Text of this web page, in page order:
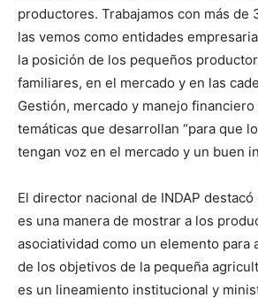
productores. Trabajamos con más de
las vemos como entidades
la posición de los pequeños
familiares, en el mercado y en las
Gestión, mercado y manejo
temáticas que desarrollan “para que
tengan voz en el mercado y un buen
El director nacional de INDAP
es una manera de mostrar a los
asociatividad como un elemento para
de los objetivos de la pequeña
es un lineamiento institucional y